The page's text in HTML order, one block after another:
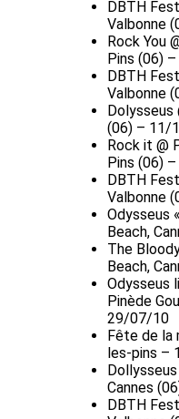
DBTH
Valbonne
Rock You
Pins (06)
DBTH
Valbonne
Dolysseus
(06) – 11/
Rock it @
Pins (06)
DBTH
Valbonne
Odysseus
Beach,
The
Beach,
Odysseus
Pinède
29/07/10
Fête de la
les-pins –
Cannes
DBTH